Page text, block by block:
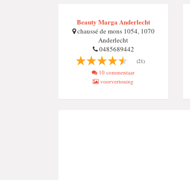
Beauty Marga Anderlecht
chaussé de mons 1054, 1070
Anderlecht
0485689442
(21)
10 commentaar
voorvertoning